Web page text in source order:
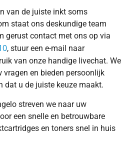
van de juiste inkt soms
staat ons deskundige team
gerust contact met ons op via
, stuur een e-mail naar
van onze handige livechat. We
vragen en bieden persoonlijk
dat u de juiste keuze maakt.
streven we naar uw
een snelle en betrouwbare
en toners snel in huis